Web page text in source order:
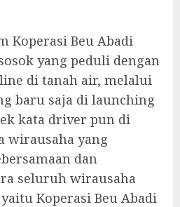
Koperasi Beu Abadi
yang peduli dengan
di tanah air, melalui
baru saja di launching
kata driver pun di
wirausaha yang
dan
seluruh wirausaha
Koperasi Beu Abadi